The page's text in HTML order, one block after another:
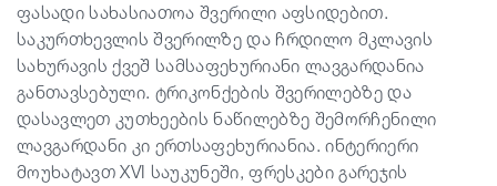
ფასადი სახასიათოა შვერილი აფსიდებით.
საკურთხევლის შვერილზე და ჩრდილო მკლავის
სახურავის ქვეშ სამსაფეხურიანი ლავგარდანია
განთავსებული. ტრიკონქების შვერილებზე და
დასავლეთ კუთხეების ნაწილებზე შემორჩენილი
ლავგარდანი კი ერთსაფეხურიანია. ინტერიერი
მოუხატავთ XVI საუკუნეში, ფრესკები გარეჯის